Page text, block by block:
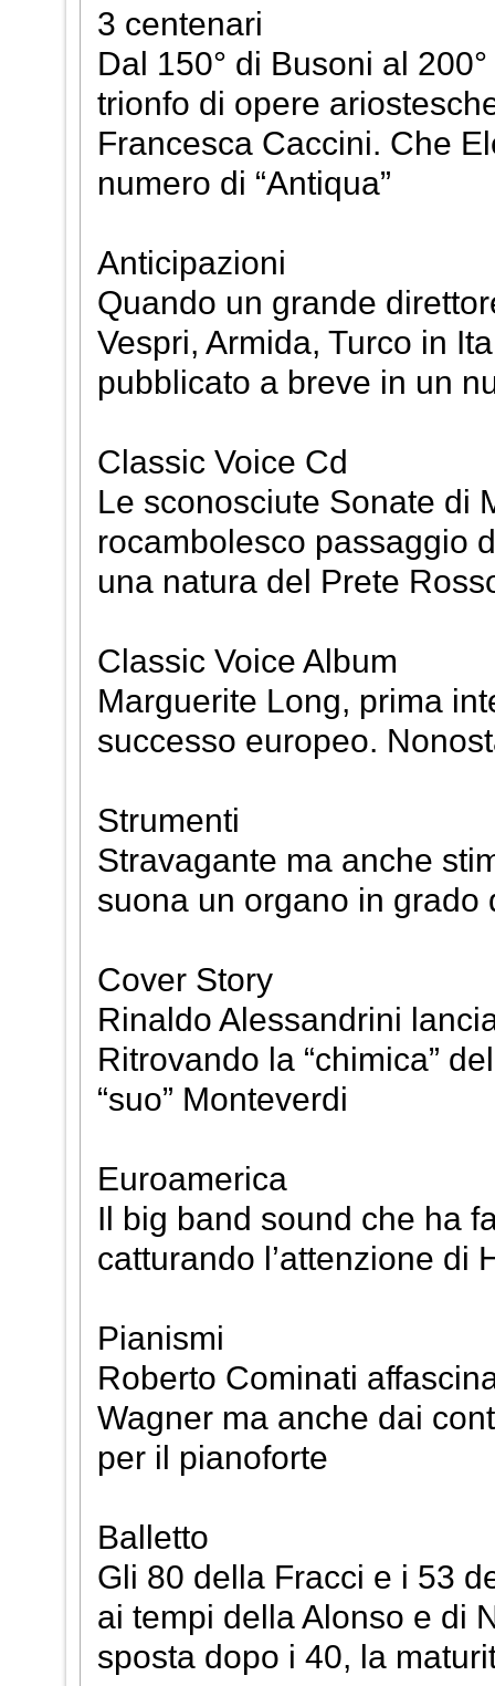
3 centenari
Dal 150° di Busoni al
trionfo di opere
Francesca Caccini. Che
numero di “Antiqua”
Anticipazioni
Quando un grande
Vespri, Armida, Turco in
pubblicato a breve in un
Classic Voice Cd
Le sconosciute Sonate di
rocambolesco passaggio
una natura del Prete
Classic Voice Album
Marguerite Long, prima
successo europeo.
Strumenti
Stravagante ma anche
suona un organo in
Cover Story
Rinaldo Alessandrini
Ritrovando la “chimica”
“suo” Monteverdi
Euroamerica
Il big band sound che ha
catturando l’attenzione di
Pianismi
Roberto Cominati
Wagner ma anche dai
per il pianoforte
Balletto
Gli 80 della Fracci e i 53
ai tempi della Alonso e di
sposta dopo i 40, la